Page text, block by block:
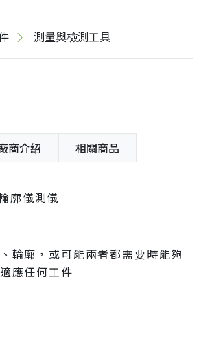
測量與檢測工具
商介紹 相關商品
NEX2輪廓儀測儀
輪廓，或可能兩者都需要時能夠
應任何工件